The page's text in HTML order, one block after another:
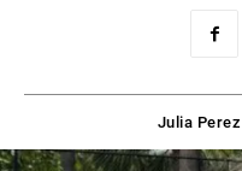
Julia Perez